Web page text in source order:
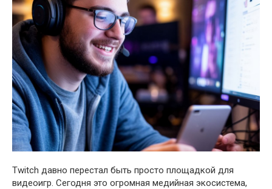
Twitch давно перестал быть просто площадкой для
видеоигр. Сегодня это огромная медийная экосистема,